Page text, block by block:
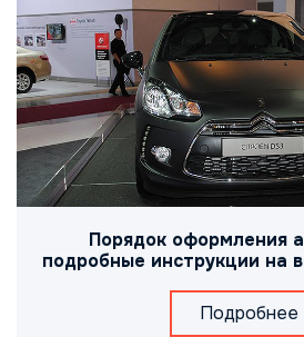
Порядок оформления
подробные инструкции на
Подробнее